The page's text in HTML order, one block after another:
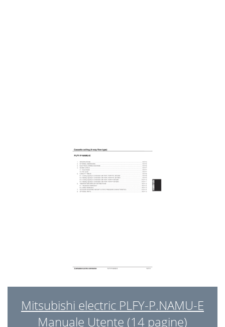
Mitsubishi electric PLFY-P.NAMU-E
Manuale Utente (14 pagine)